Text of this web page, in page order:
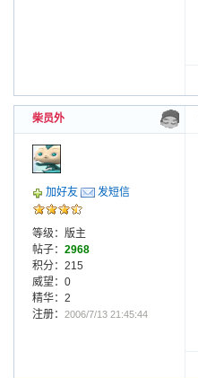
柴员外
加好友 发短信
等级：版主
帖子： 2968
积分：215
威望：0
精华：2
注册： 2006/7/13 21:45:44